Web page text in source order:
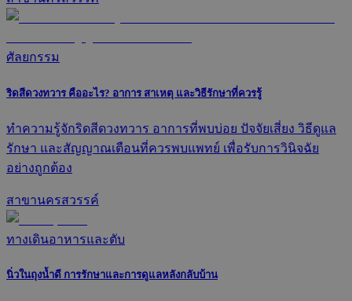
ศัลยกรรม
ริดสีดวงทวาร คืออะไร? อาการ สาเหตุ และวิธีรักษาที่ควรรู้
ทำความรู้จักริดสีดวงทวาร อาการที่พบบ่อย ปัจจัยเสี่ยง วิธีดูแล
รักษา และสัญญาณเตือนที่ควรพบแพทย์ เพื่อรับการวินิจฉัย
อย่างถูกต้อง
สาขานครสวรรค์
ทางเดินอาหารและตับ
นิ่วในถุงน้ำดี การรักษาและการดูแลหลังกลับบ้าน